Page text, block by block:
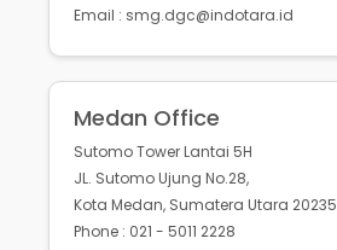
Email : smg.dgc@indotara.id
Medan Office
Sutomo Tower Lantai 5H
JL. Sutomo Ujung No.28,
Kota Medan, Sumatera Utara 20235
Phone : 021 - 5011 2228